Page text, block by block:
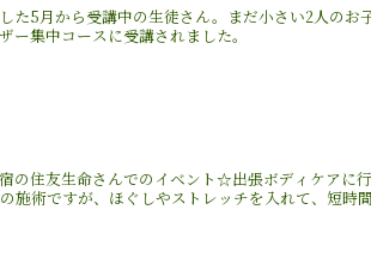
た5月から受講中の生徒さん。まだ小さい2人の
集中コースに受講されました。
の住友生命さんでのイベント☆出張ボディケアに
施術ですが、ほぐしやストレッチを入れて、短時